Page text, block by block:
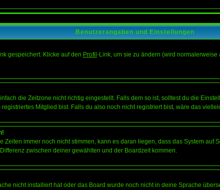
Benutzerangaben und Einstellungen
gespeichert. Klicke auf den Profil -Link, um sie zu ändern (wird
die Zeitzone nicht richtig eingestellt. Falls dem so ist, solltest du die
Mitglied bist. Falls du also noch nicht registriert bist, wäre das
immer noch nicht stimmen, kann es daran liegen, dass das System auf
zwischen deiner gewählten und der Boardzeit kommen.
nicht installiert hat oder das Board wurde noch nicht in deine Sprache